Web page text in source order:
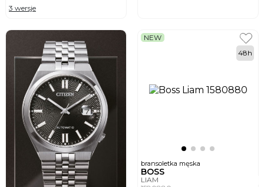
3 wersje
bransoletka męska
BOSS
LIAM
NEW
48h